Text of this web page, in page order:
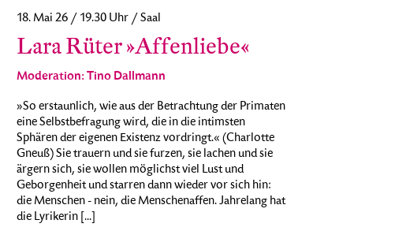
18. Mai 26 / 19.30 Uhr / Saal
Lara Rüter »Affenliebe«
Moderation: Tino Dallmann
»So erstaunlich, wie aus der Betrachtung der Primaten
eine Selbstbefragung wird, die in die intimsten
Sphären der eigenen Existenz vordringt.« (Charlotte
Gneuß) Sie trauern und sie furzen, sie lachen und sie
ärgern sich, sie wollen möglichst viel Lust und
Geborgenheit und starren dann wieder vor sich hin:
die Menschen - nein, die Menschenaffen. Jahrelang hat
die Lyrikerin [...]